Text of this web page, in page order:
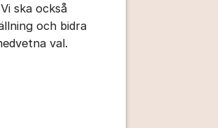
ska också
och bidra
val.